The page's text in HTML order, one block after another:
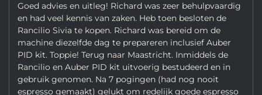
Goed advies en uitleg! Richard was zeer behulpvaardig
en had veel kennis van zaken. Heb toen besloten de
Rancilio Sivia te kopen. Richard was bereid om de
machine diezelfde dag te prepareren inclusief Auber
PID kit. Toppie! Terug naar Maastricht. Inmiddels de
Rancilio en Auber PID kit uitvoerig bestudeerd en in
gebruik genomen. Na 7 pogingen (had nog nooit
espresso gemaakt) gelukt om redelijk goede espresso